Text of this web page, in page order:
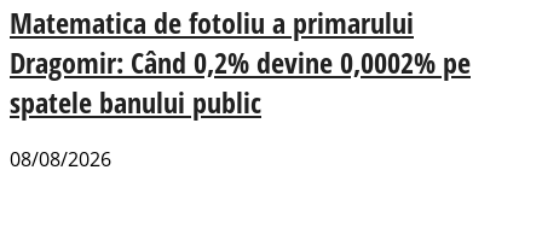
Matematica de fotoliu a primarului
Dragomir: Când 0,2% devine 0,0002% pe
spatele banului public
08/08/2026